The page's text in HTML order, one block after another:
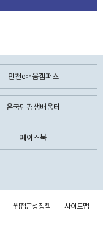
인천e배움캠퍼스
온국민평생배움터
페이스북
웹접근성정책
사이트맵